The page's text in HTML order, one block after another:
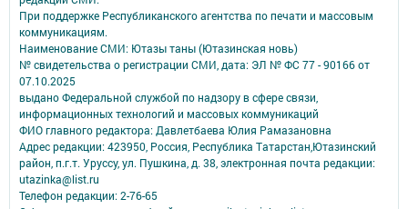
При поддержке Республиканского агентства по печати и массовым
коммуникациям.
Наименование СМИ: Ютазы таны (Ютазинская новь)
№ свидетельства о регистрации СМИ, дата: ЭЛ № ФС 77 - 90166 от
07.10.2025
выдано Федеральной службой по надзору в сфере связи,
информационных технологий и массовых коммуникаций
ФИО главного редактора: Давлетбаева Юлия Рамазановна
Адрес редакции: 423950, Россия, Республика Татарстан,Ютазинский
район, п.г.т. Уруссу, ул. Пушкина, д. 38, электронная почта редакции:
utazinka@list.ru
Телефон редакции: 2-76-65